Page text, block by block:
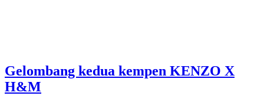
Gelombang kedua kempen KENZO X
H&M